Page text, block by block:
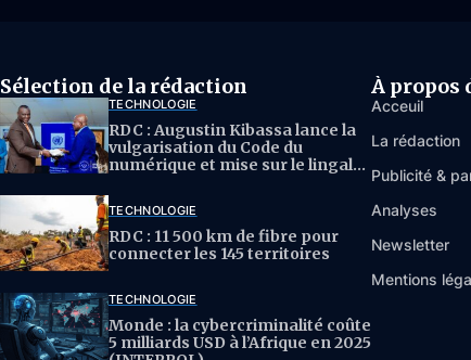
Sélection de la rédaction
TECHNOLOGIE
RDC : Augustin Kibassa lance la
vulgarisation du Code du
numérique et mise sur le lingala
TECHNOLOGIE
RDC : 11 500 km de fibre pour
connecter les 145 territoires
TECHNOLOGIE
Monde : la cybercriminalité coûte
5 milliards USD à l’Afrique en 2025
À propos
Acceuil
La rédaction
Publicité &
Analyses
Newsletter
Mentions